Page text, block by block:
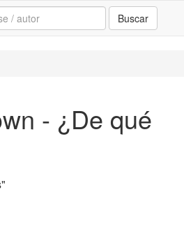
Buscar
- ¿De qué